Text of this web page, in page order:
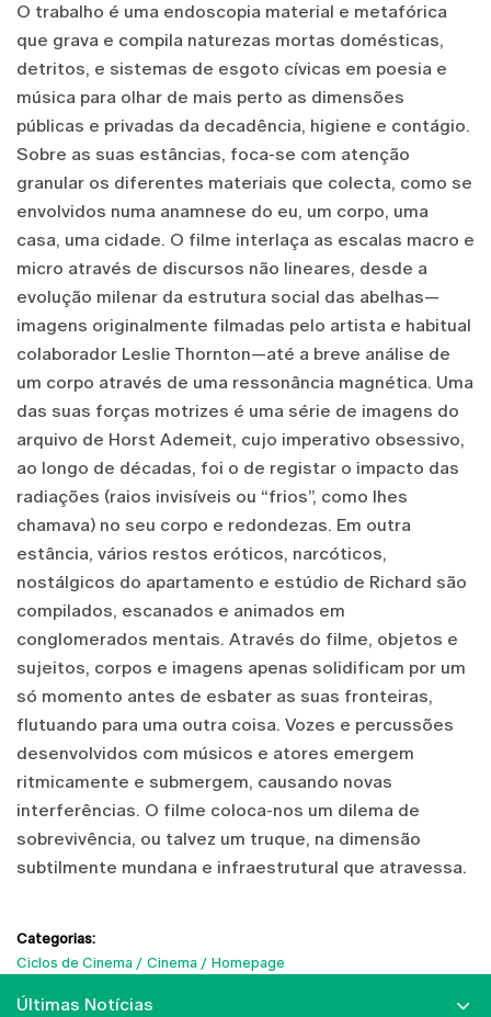
O trabalho é uma endoscopia material e metafórica
que grava e compila naturezas mortas domésticas,
detritos, e sistemas de esgoto cívicas em poesia e
música para olhar de mais perto as dimensões
públicas e privadas da decadência, higiene e contágio.
Sobre as suas estâncias, foca-se com atenção
granular os diferentes materiais que colecta, como se
envolvidos numa anamnese do eu, um corpo, uma
casa, uma cidade. O filme interlaça as escalas macro e
micro através de discursos não lineares, desde a
evolução milenar da estrutura social das abelhas—
imagens originalmente filmadas pelo artista e habitual
colaborador Leslie Thornton—até a breve análise de
um corpo através de uma ressonância magnética. Uma
das suas forças motrizes é uma série de imagens do
arquivo de Horst Ademeit, cujo imperativo obsessivo,
ao longo de décadas, foi o de registar o impacto das
radiações (raios invisíveis ou “frios”, como lhes
chamava) no seu corpo e redondezas. Em outra
estância, vários restos eróticos, narcóticos,
nostálgicos do apartamento e estúdio de Richard são
compilados, escanados e animados em
conglomerados mentais. Através do filme, objetos e
sujeitos, corpos e imagens apenas solidificam por um
só momento antes de esbater as suas fronteiras,
flutuando para uma outra coisa. Vozes e percussões
desenvolvidos com músicos e atores emergem
ritmicamente e submergem, causando novas
interferências. O filme coloca-nos um dilema de
sobrevivência, ou talvez um truque, na dimensão
subtilmente mundana e infraestrutural que atravessa.
Categorias:
Ciclos de Cinema
Cinema Homepage
Últimas Notícias